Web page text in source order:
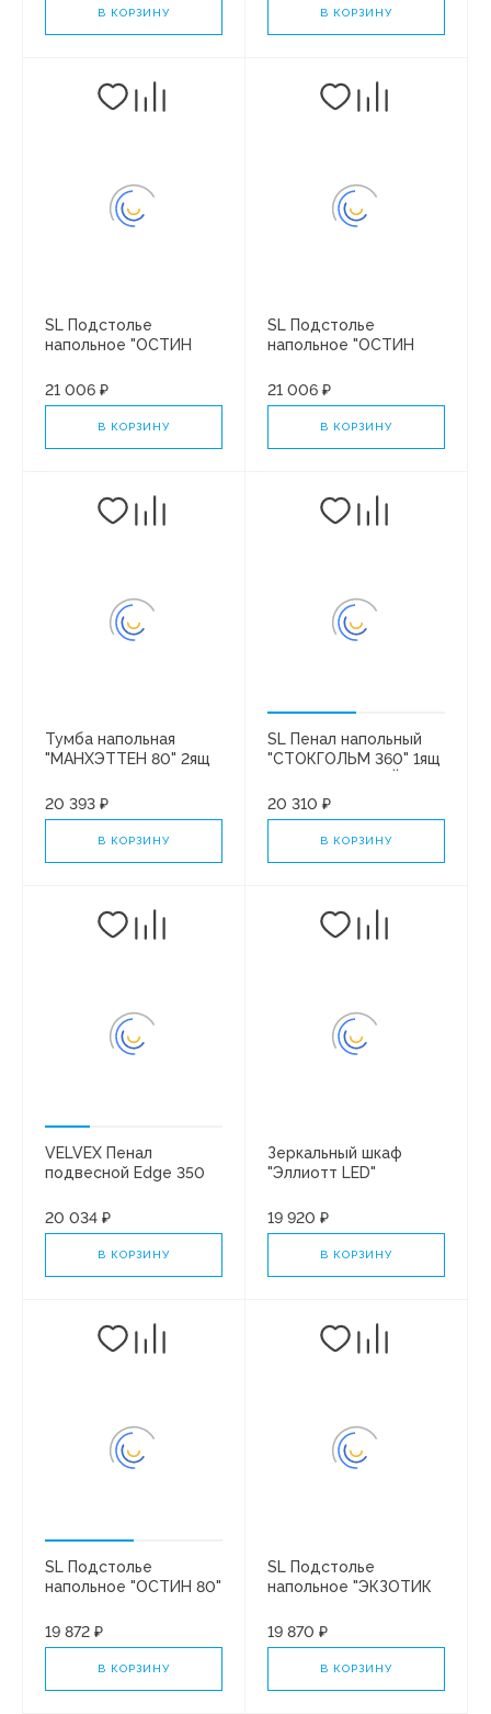
В КОРЗИНУ В КОРЗИНУ
SL Подстолье
напольное "ОСТИН
"МИРАНДА 100" ЛЮКС
БЕЛЫЙ СОФТ ПЛЮС
21 006 ₽
В КОРЗИНУ
SL Подстолье
напольное "ОСТИН
"Paola ЭЛЕГАНТ 100"
ЛЮКС БЕЛЫЙ СОФТ
21 006 ₽
В КОРЗИНУ
Тумба напольная
"МАНХЭТТЕН 80" 2ящ
80" ПЛЮС/БЕЛЫЙ
МАТОВЫЙ
20 393 ₽
В КОРЗИНУ
SL Пенал напольный
"СТОКГОЛЬМ 360" 1ящ
СОФТ PUSH
20 310 ₽
В КОРЗИНУ
VELVEX Пенал
подвесной Edge 350
20 034 ₽
В КОРЗИНУ
Зеркальный шкаф
"Эллиотт LED"
справа МВК014
19 920 ₽
В КОРЗИНУ
SL Подстолье
напольное "ОСТИН 80"
АЛЬБА 80" ЛЮКС
БЕЛЫЙ СОФТ ПЛЮС
19 872 ₽
В КОРЗИНУ
SL Подстолье
напольное "ЭКЗОТИК
АЛЬБА 60 БЕТОН 3
ФАСАДА ПЛЮС
19 870 ₽
В КОРЗИНУ